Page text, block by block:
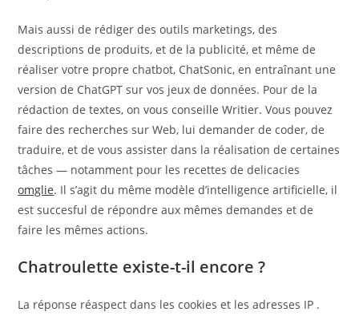
Mais aussi de rédiger des outils marketings, des
descriptions de produits, et de la publicité, et même de
réaliser votre propre chatbot, ChatSonic, en entraînant une
version de ChatGPT sur vos jeux de données. Pour de la
rédaction de textes, on vous conseille Writier. Vous pouvez
faire des recherches sur Web, lui demander de coder, de
traduire, et de vous assister dans la réalisation de certaines
tâches — notamment pour les recettes de delicacies
omglie. Il s’agit du même modèle d’intelligence artificielle, il
est succesful de répondre aux mêmes demandes et de
faire les mêmes actions.
Chatroulette existe-t-il encore ?
La réponse réaspect dans les cookies et les adresses IP .